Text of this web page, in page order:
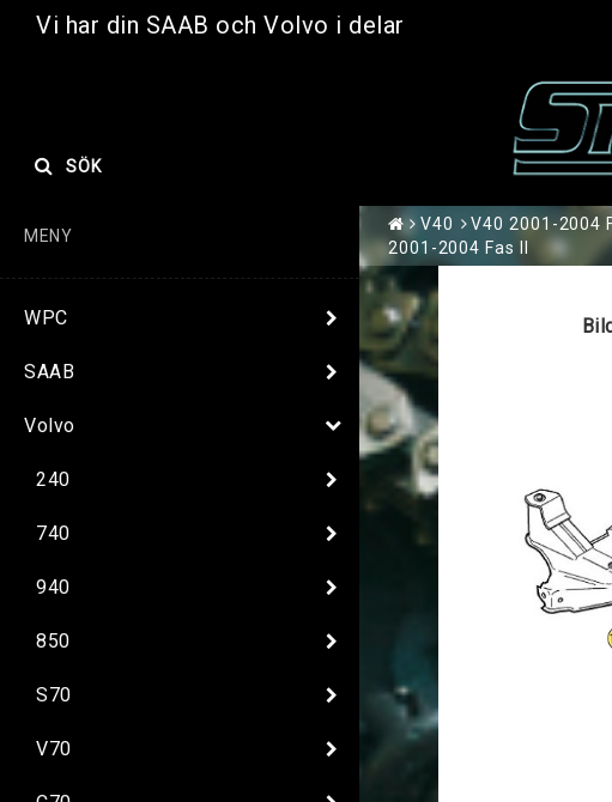
Vi har din SAAB och Volvo i delar
SÖK
MENY
WPC
SAAB
Volvo
240
740
940
850
S70
V70
V40 V40 2001-2004
2001-2004 Fas II